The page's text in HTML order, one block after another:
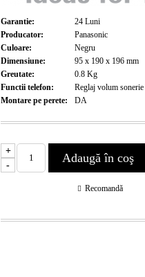
Garantie: 24 Luni
Producator:
Panasonic
Culoare:
Negru
Dimensiune:
95 x 190 x 196 mm
Greutate:
0.8 Kg
Functii telefon:
Reglaj volum
Montare pe perete:
DA
+
-
Recomandă